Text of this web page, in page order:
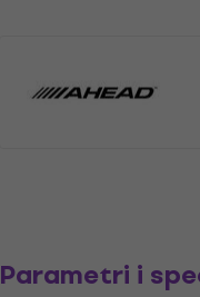
Parametri i